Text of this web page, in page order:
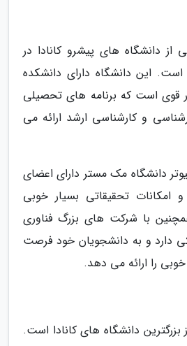
دانشگاه های پیشرو کانادا در
این دانشگاه دارای دانشکده
قوی است که برنامه های تحصیلی
و کارشناسی ارشد ارائه می
دانشگاه مک مستر دارای اعضای
تحقیقاتی بسیار خوبی
با شرکت های بزرگ فناوری
دارد و به دانشجویان خود فرصت
را ارائه می دهد.
بزرگترین دانشگاه های کانادا است.